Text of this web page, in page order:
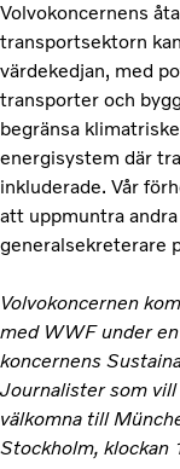
Volvokoncernens
transportsektorn
värdekedjan, med
transporter och
begränsa
energisystem där
inkluderade. Vår
att uppmuntra
generalsekreterare
Volvokoncernen
med WWF under
koncernens
Journalister som vill
välkomna till
Stockholm, klockan